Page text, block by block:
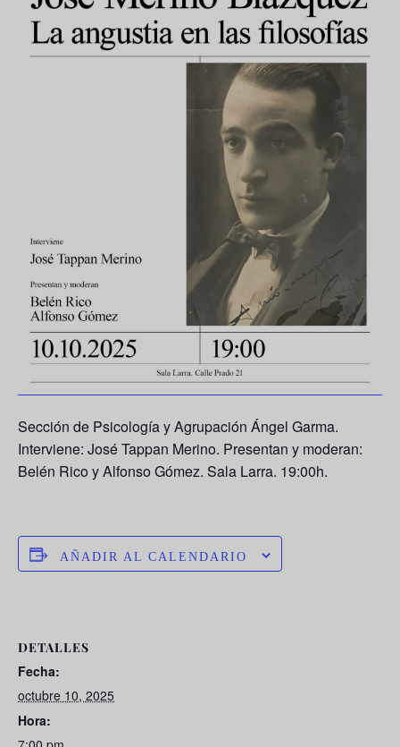
Sección de Psicología y Agrupación Ángel Garma.
Interviene: José Tappan Merino. Presentan y moderan:
Belén Rico y Alfonso Gómez. Sala Larra. 19:00h.
AÑADIR AL CALENDARIO
DETALLES
Fecha:
octubre 10, 2025
Hora: